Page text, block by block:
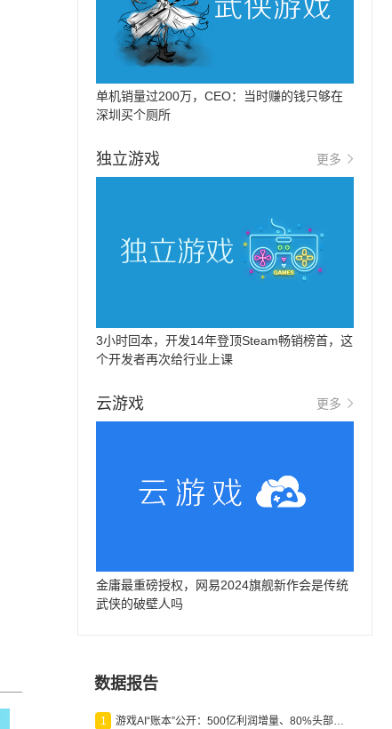
单机销量过200万，CEO：当时赚的钱只够在
深圳买个厕所
独立游戏 更多
3小时回本，开发14年登顶Steam畅销榜首，这
个开发者再次给行业上课
云游戏 更多
金庸最重磅授权，网易2024旗舰新作会是传统
武侠的破壁人吗
数据报告
1 游戏AI“账本”公开：500亿利润增量、80%头部入局，谁在闷声发财？